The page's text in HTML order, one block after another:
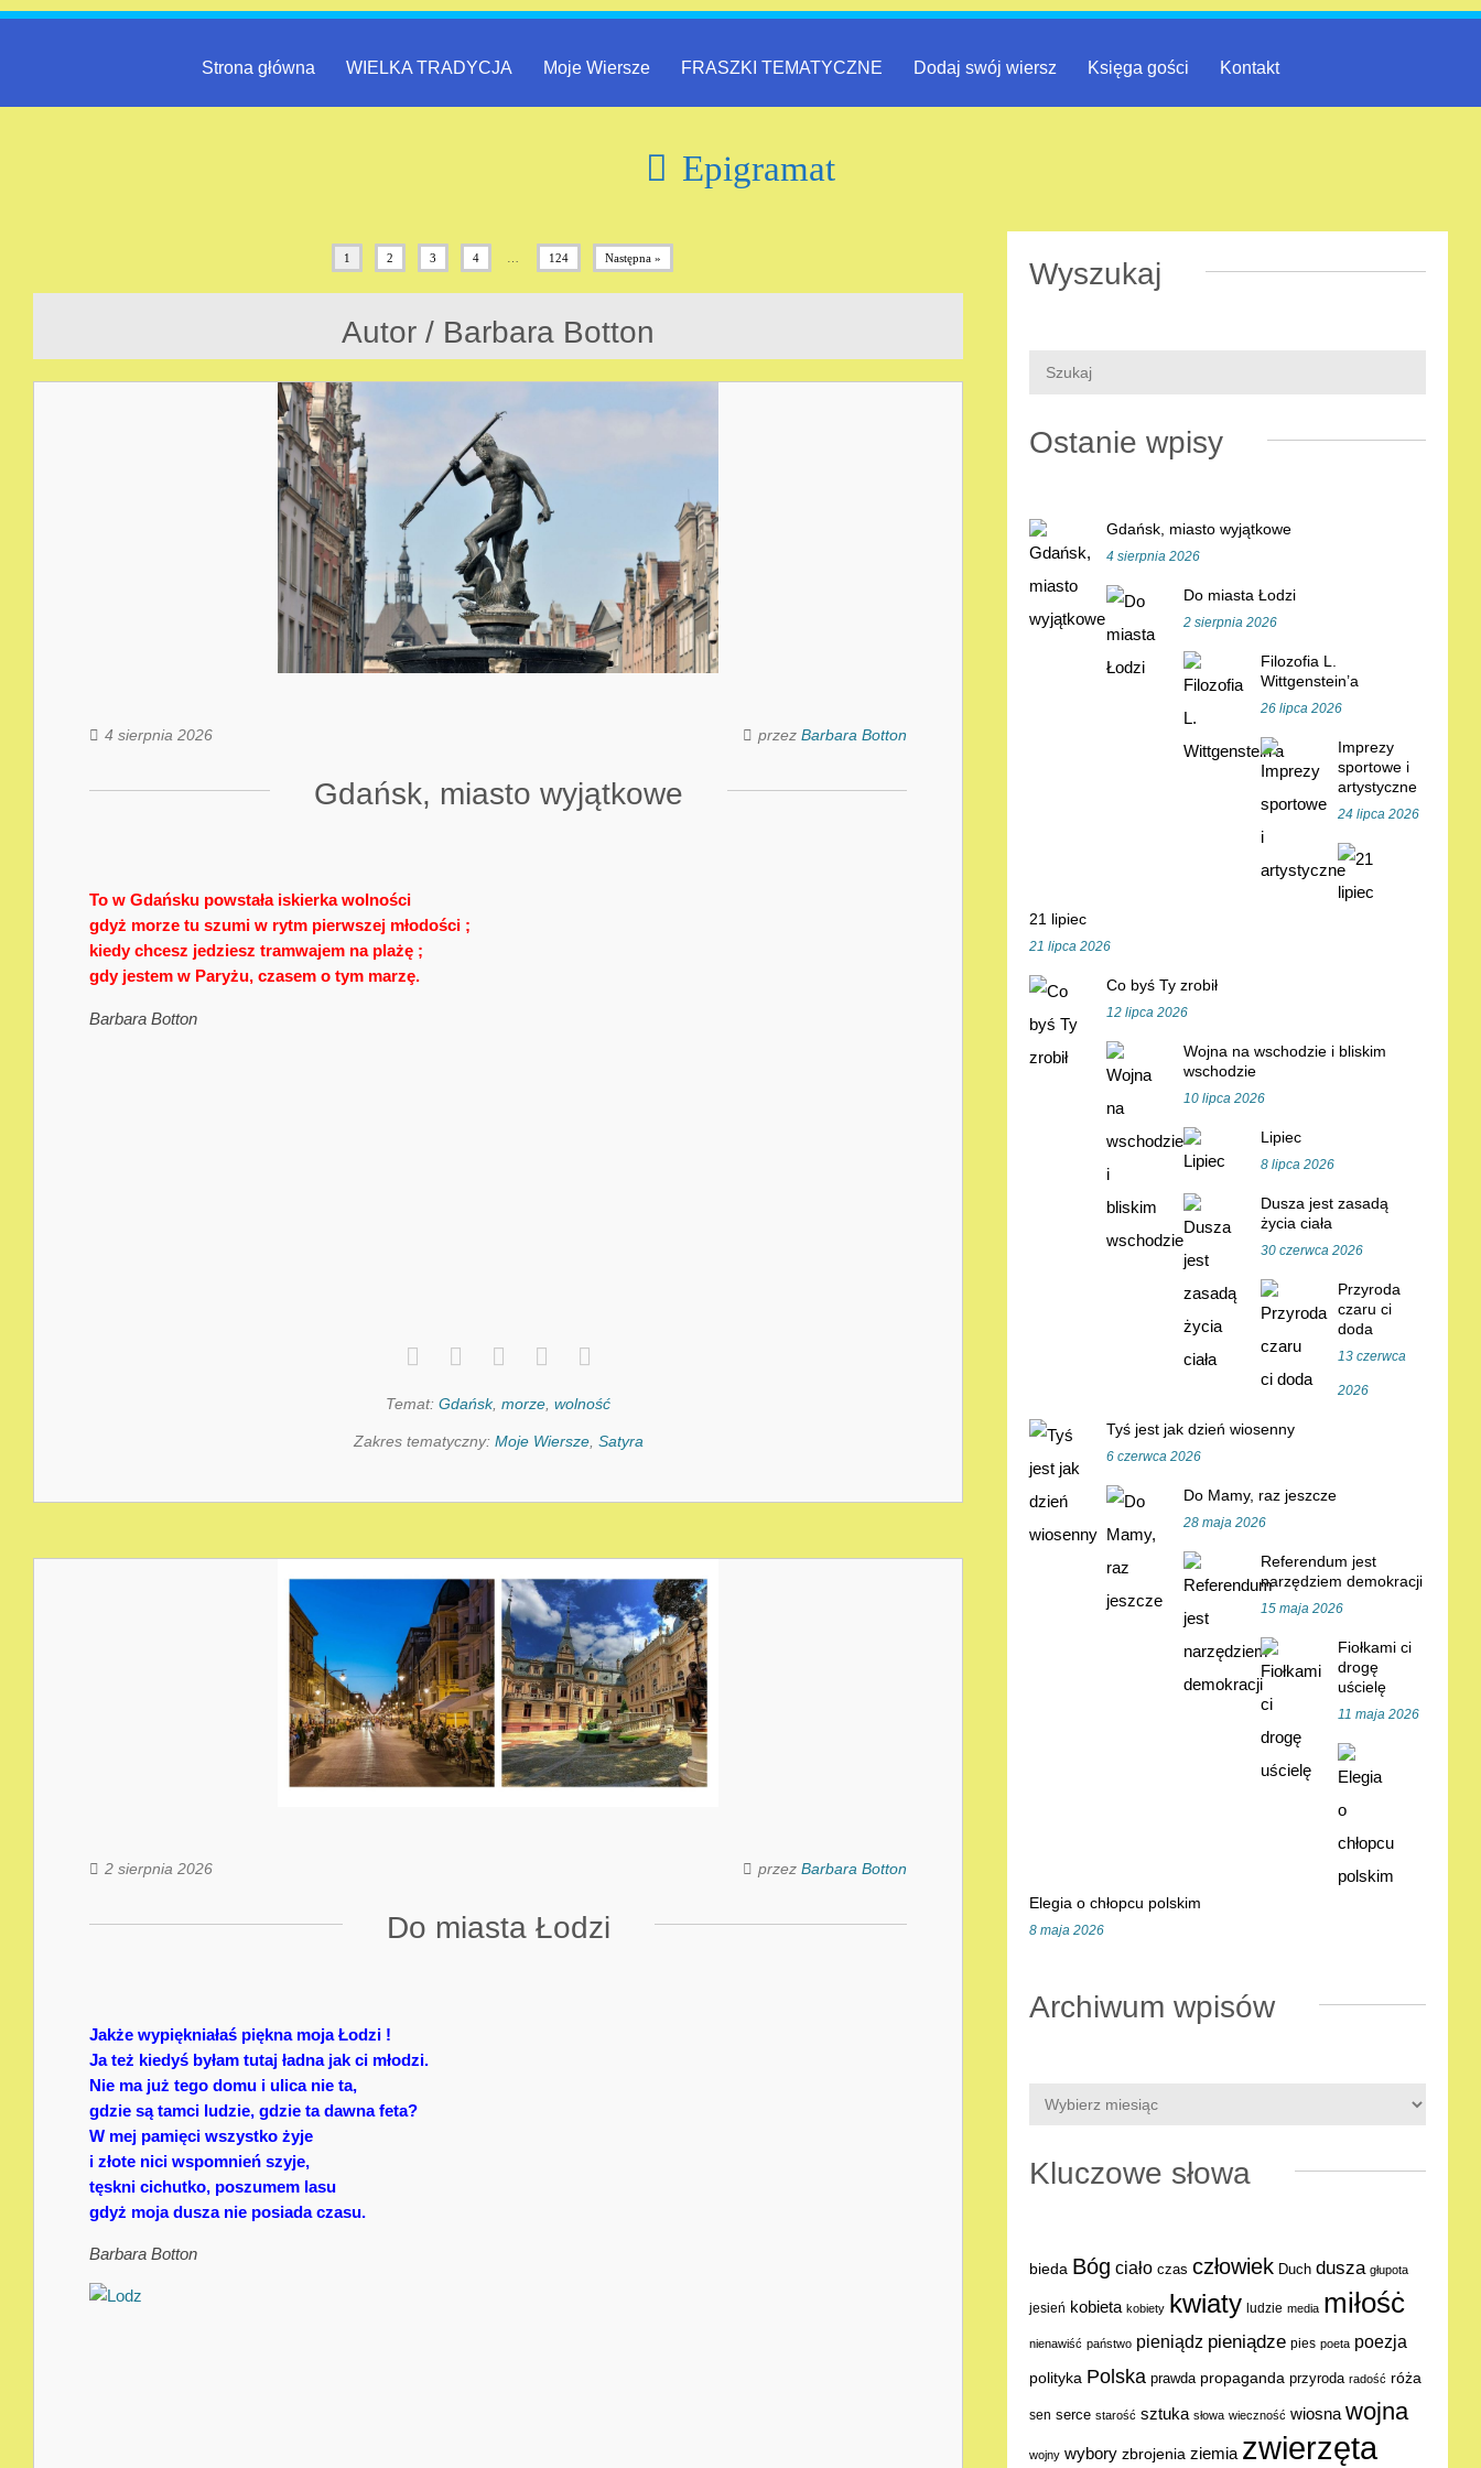
Strona główna WIELKA TRADYCJA Moje Wiersze FRASZKI TEMATYCZNE Dodaj swój wiersz Księga gości Kontakt
Epigramat
1 2 3 4 124 Następna »
Autor / Barbara Botton
4 sierpnia 2026 przez Barbara Botton
Gdańsk, miasto wyjątkowe
To w Gdańsku powstała iskierka wolności
gdyż morze tu szumi w rytm pierwszej młodości ;
kiedy chcesz jedziesz tramwajem na plażę ;
gdy jestem w Paryżu, czasem o tym marzȩ.
Barbara Botton
Temat: Gdańsk, morze wolność
Zakres tematyczny: Moje Wiersze, Satyra
2 sierpnia 2026 przez Barbara Botton
Do miasta Łodzi
Jakże wypiękniałaś piękna moja Łodzi !
Ja też kiedyś byłam tutaj ładna jak ci młodzi.
Nie ma już tego domu i ulica nie ta,
gdzie są tamci ludzie, gdzie ta dawna feta?
W mej pamięci wszystko żyje
i złote nici wspomnień szyje,
tęskni cichutko, poszumem lasu
gdyż moja dusza nie posiada czasu.
Barbara Botton
Wyszukaj
Ostanie wpisy
Gdańsk, miasto wyjątkowe
4 sierpnia 2026
Do miasta Łodzi
2 sierpnia 2026
Filozofia L.
Wittgenstein’a
26 lipca 2026
Imprezy
sportowe i
artystyczne
24 lipca 2026
21 lipiec
21 lipca 2026
Co byś Ty zrobił
12 lipca 2026
Wojna na wschodzie i bliskim
wschodzie
10 lipca 2026
Lipiec
8 lipca 2026
Dusza jest zasadą
życia ciała
30 czerwca 2026
Przyroda
czaru ci
doda
13 czerwca
2026
Tyś jest jak dzień wiosenny
6 czerwca 2026
Do Mamy, raz jeszcze
28 maja 2026
Referendum jest
narzędziem demokracji
15 maja 2026
Fiołkami ci
drogę
uścielę
11 maja 2026
Elegia o chłopcu polskim
8 maja 2026
Archiwum wpisów
Kluczowe słowa
bieda Bóg ciało czas człowiek Duch dusza głupota
jesień kobieta kobiety kwiaty ludzie media miłośċ
nienawiść państwo pieniądz pieniądze pies poeta poezja
polityka Polska prawda propaganda przyroda radość róża
sen serce starość sztuka słowa wieczność wiosna wojna
wojny wybory zbrojenia ziemia zwierzęta